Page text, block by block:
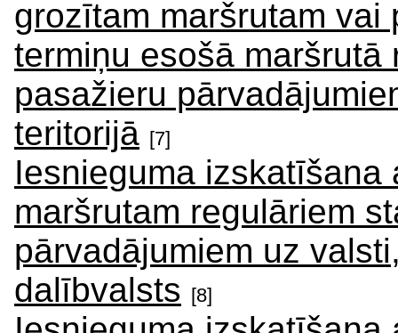
grozītam maršrutam
termiņu esošā
pasažieru
teritorijā [7]
Iesnieguma
maršrutam regulāriem
pārvadājumiem uz
dalībvalsts [8]